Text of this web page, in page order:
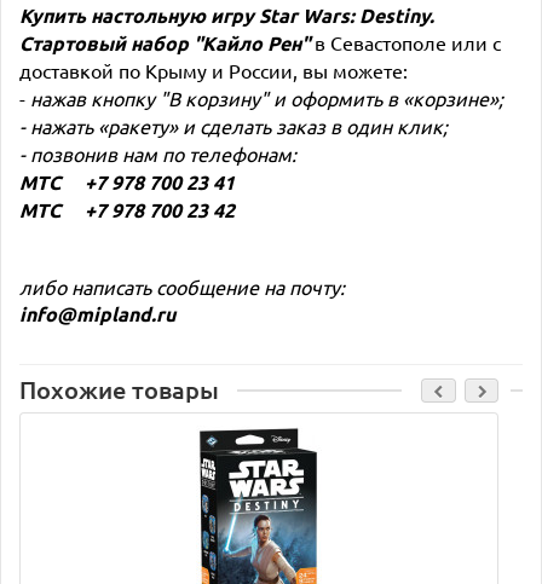
Купить настольную игруStar Wars: Destiny.
Стартовый набор "Кайло Рен" в Севастополе или с
доставкой по Крыму и России, вы можете:
- нажав кнопку "В корзину" и оформить в «корзине»;
- нажать «ракету» и сделать заказ в один клик;
- позвонив нам по телефонам:
МТС +7 978 700 23 41
МТС +7 978 700 23 42
либо написать сообщение на почту:
info@mipland.ru
Похожие товары